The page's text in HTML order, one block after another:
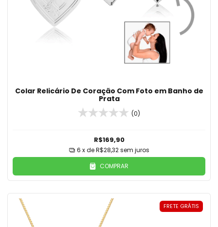
Colar Relicário De Coração Com Foto em Banho de
Prata
(0)
R$169,90
6 x deR$28,32 sem juros
COMPRAR
FRETE GRÁTIS